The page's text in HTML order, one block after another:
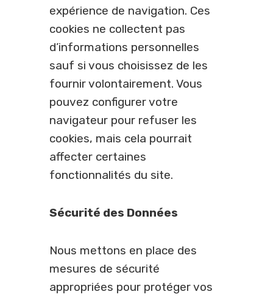
expérience de navigation. Ces
cookies ne collectent pas
d’informations personnelles
sauf si vous choisissez de les
fournir volontairement. Vous
pouvez configurer votre
navigateur pour refuser les
cookies, mais cela pourrait
affecter certaines
fonctionnalités du site.
Sécurité des Données
Nous mettons en place des
mesures de sécurité
appropriées pour protéger vos